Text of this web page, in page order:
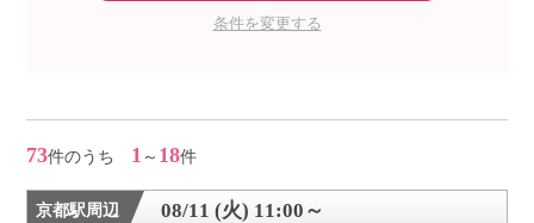
条件を変更する
73件のうち 1 ～ 18件
京都駅周辺 08/11 (火) 11:00～